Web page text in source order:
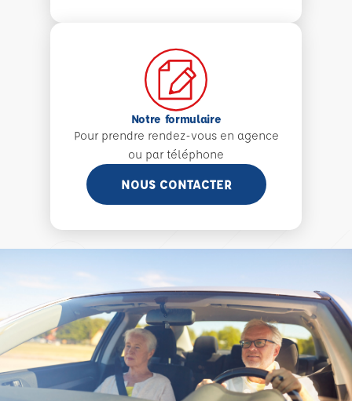
Notre formulaire
Pour prendre rendez-vous en agence
ou par téléphone
NOUS CONTACTER